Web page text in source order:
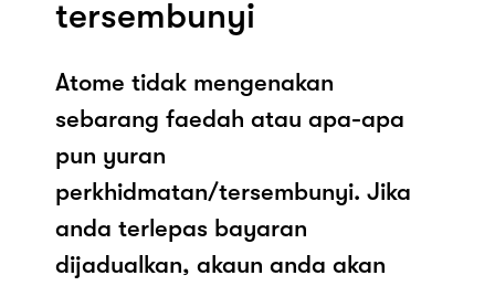
tersembunyi
Atome tidak mengenakan
sebarang faedah atau apa-apa
pun yuran
perkhidmatan/tersembunyi. Jika
anda terlepas bayaran
dijadualkan, akaun anda akan